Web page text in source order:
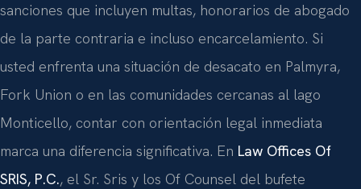
sanciones que incluyen multas, honorarios de abogado
de la parte contraria e incluso encarcelamiento. Si
usted enfrenta una situación de desacato en Palmyra,
Fork Union o en las comunidades cercanas al lago
Monticello, contar con orientación legal inmediata
marca una diferencia significativa. En Law Offices Of
SRIS, P.C., el Sr. Sris y los Of Counsel del bufete